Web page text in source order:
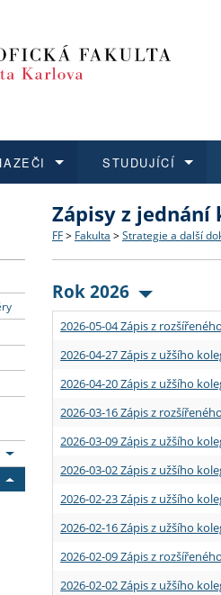
Struktura a historie
Strategie a další
Podpora a benefity pro
Absolventi fakulty
Co studovat a jak se
Učitelské studijní
Informace k průběhu
STUDUJÍCÍ
Bakalářské a magisterské
Doktorské studium
Rigorózní řízení
O vědě a výzkumu na FF
Akademické kvalifikace
Granty a projekty
Aktuální nabídky a
Vyjíždějící studenti
Přijíždějící studenti
Vyjíždějící zaměstnanci
Zápisy z jednání
FF > Fakulta > Strategie a další
Rok 2026
2026-05-04 Zápis z
2026-04-27 Zápis z užšího
2026-04-20 Zápis z užšího
2026-03-16 Zápis z
2026-03-09 Zápis z užšího
2026-03-02 Zápis z užšího
2026-02-23 Zápis z užšího
2026-02-16 Zápis z užšího
2026-02-09 Zápis z
2026-02-02 Zápis z užšího